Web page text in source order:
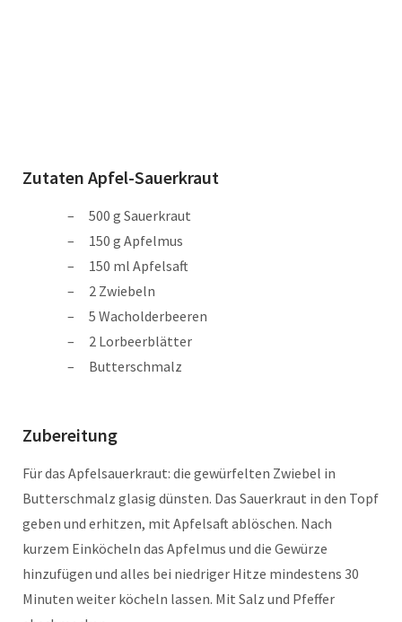
Zutaten Apfel-Sauerkraut
500 g Sauerkraut
150 g Apfelmus
150 ml Apfelsaft
2 Zwiebeln
5 Wacholderbeeren
2 Lorbeerblätter
Butterschmalz
Zubereitung
Für das Apfelsauerkraut: die gewürfelten Zwiebel in
Butterschmalz glasig dünsten. Das Sauerkraut in den Topf
geben und erhitzen, mit Apfelsaft ablöschen. Nach
kurzem Einköcheln das Apfelmus und die Gewürze
hinzufügen und alles bei niedriger Hitze mindestens 30
Minuten weiter köcheln lassen. Mit Salz und Pfeffer